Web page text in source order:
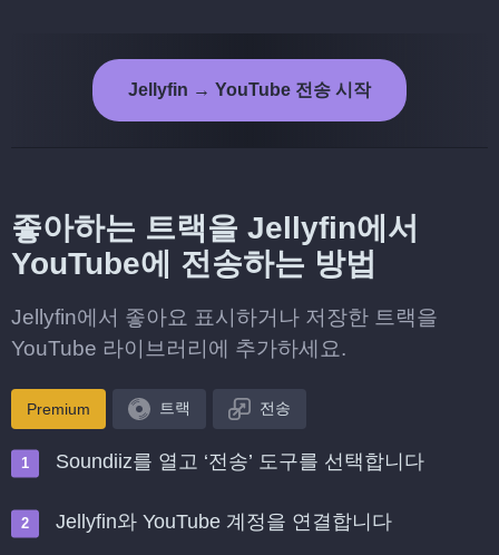
Jellyfin → YouTube 전송 시작
좋아하는 트랙을 Jellyfin에서
YouTube에 전송하는 방법
Jellyfin에서 좋아요 표시하거나 저장한 트랙을
YouTube 라이브러리에 추가하세요.
Premium 트랙 전송
Soundiiz를 열고 ‘전송’ 도구를 선택합니다
Jellyfin와 YouTube 계정을 연결합니다